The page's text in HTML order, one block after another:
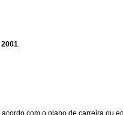
2001.
com o plano de carreira ou